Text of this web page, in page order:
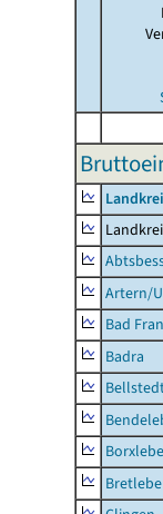
Artern/
Bad
Badra